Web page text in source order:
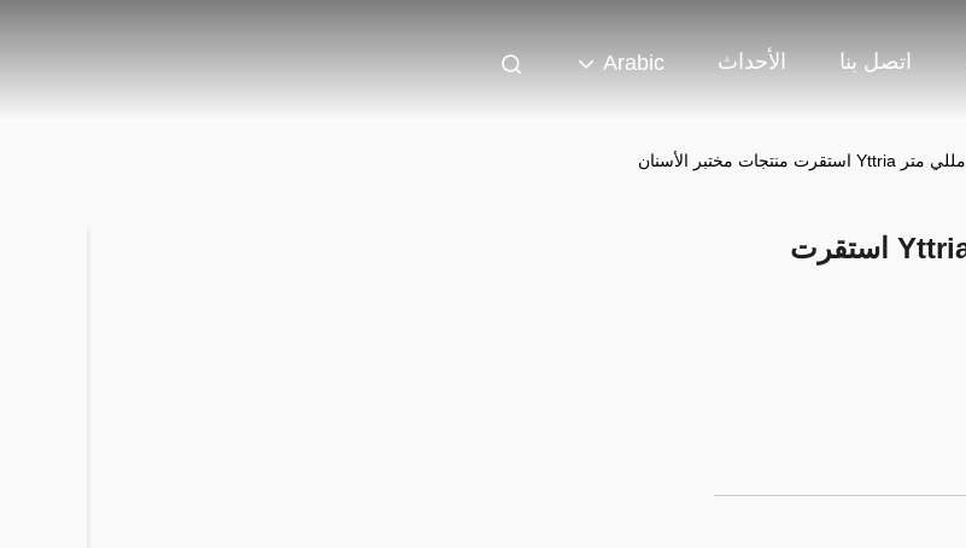
اتصل بنا الأحداث Arabic
حبات تلبد زركونيا 1 مللي متر 2 مللي متر Yttria استقرت